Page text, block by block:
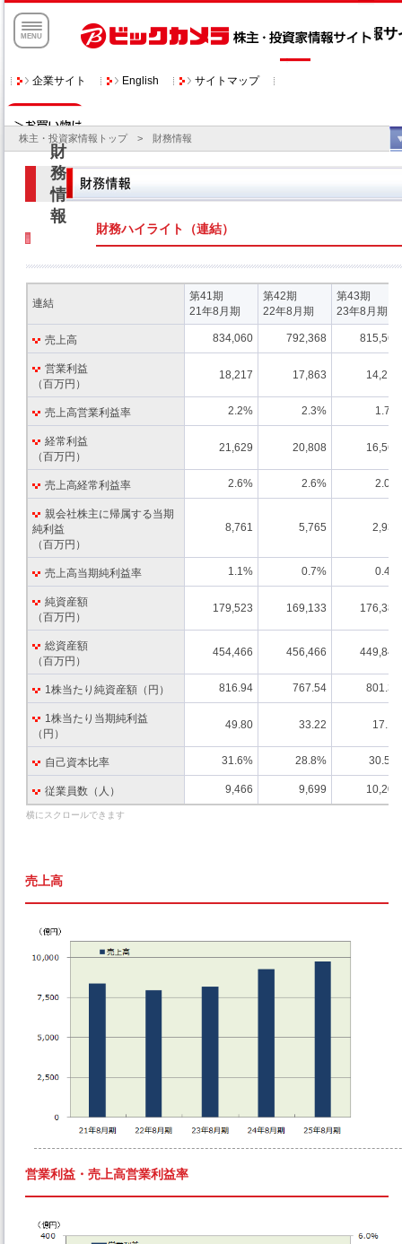
企業サイト English サイトマップ
株主・投資家情報トップ> 財務情報
財務ハイライト（連結）
連結
第41期
21年8月期
第42期
22年8月期
第43期
23年8月期
売上高 834,060 792,368 815,560
営業利益
（百万円）
18,217 17,863 14,215
売上高営業利益率 2.2% 2.3% 1.7%
経常利益
（百万円）
21,629 20,808 16,566
売上高経常利益率 2.6% 2.6% 2.0%
親会社株主に帰属する当期
純利益
（百万円）
8,761 5,765 2,936
売上高当期純利益率 1.1% 0.7% 0.4%
純資産額
（百万円）
179,523 169,133 176,383
総資産額
（百万円）
454,466 456,466 449,840
1株当たり純資産額（円） 816.94 767.54 801.38
1株当たり当期純利益
（円）
49.80 33.22 17.16
自己資本比率 31.6% 28.8% 30.5%
従業員数（人） 9,466 9,699 10,200
売上高
営業利益・売上高営業利益率